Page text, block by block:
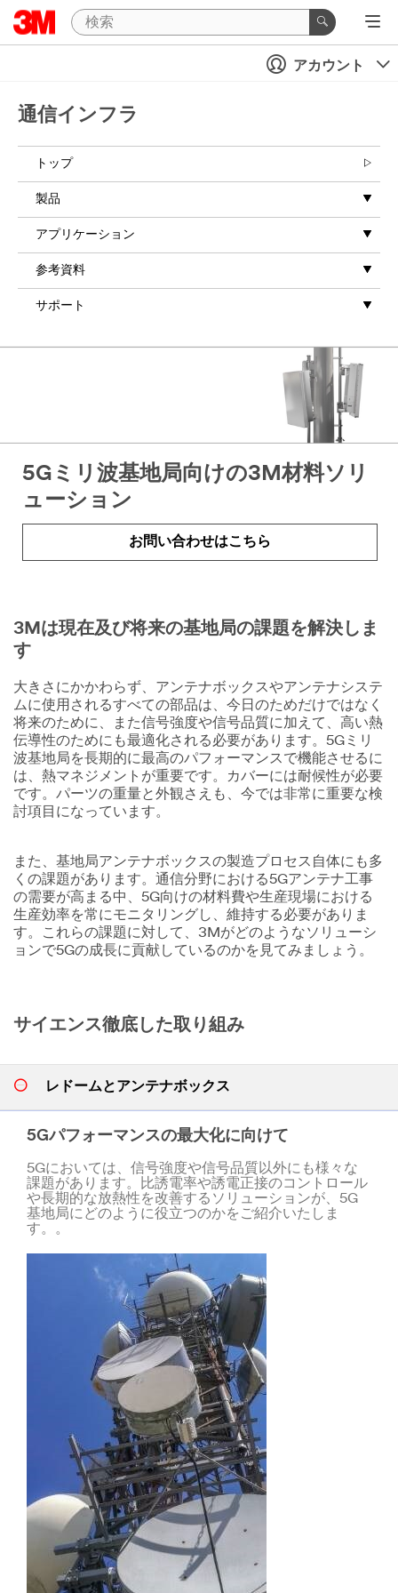
アカウント
通信インフラ
トップ
製品
アプリケーション
参考資料
サポート
5Gミリ波基地局向けの3M材料ソリ
ューション
お問い合わせはこちら
3Mは現在及び将来の基地局の課題を解決しま
す
大きさにかかわらず、アンテナボックスやアンテナシステ
ムに使用されるすべての部品は、今日のためだけではなく
将来のために、また信号強度や信号品質に加えて、高い熱
伝導性のためにも最適化される必要があります。5Gミリ
波基地局を長期的に最高のパフォーマンスで機能させるに
は、熱マネジメントが重要です。カバーには耐候性が必要
です。パーツの重量と外観さえも、今では非常に重要な検
討項目になっています。
また、基地局アンテナボックスの製造プロセス自体にも多
くの課題があります。通信分野における5Gアンテナ工事
の需要が高まる中、5G向けの材料費や生産現場における
生産効率を常にモニタリングし、維持する必要がありま
す。これらの課題に対して、3Mがどのようなソリューシ
ョンで5Gの成長に貢献しているのかを見てみましょう。
サイエンス徹底した取り組み
レドームとアンテナボックス
5Gパフォーマンスの最大化に向けて
5Gにおいては、信号強度や信号品質以外にも様々な
課題があります。比誘電率や誘電正接のコントロール
や長期的な放熱性を改善するソリューションが、5G
基地局にどのように役立つのかをご紹介いたしま
す。。